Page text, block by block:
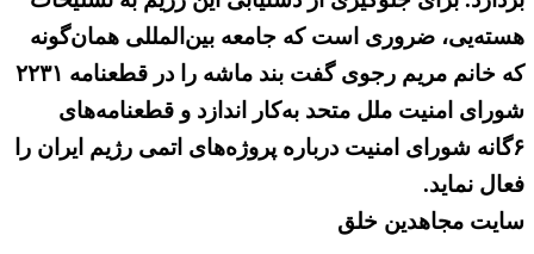
هسته‌یی، ضروری است که جامعه بین‌المللی همان‌گونه
که خانم مریم رجوی گفت بند ماشه را در قطعنامه ۲۲۳۱
شورای امنیت ملل متحد به‌کار اندازد و قطعنامه‌های
۶گانه شورای امنیت درباره پروژه‌های اتمی رژیم ایران را
فعال نماید.
سایت مجاهدین خلق